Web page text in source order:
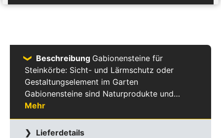
Beschreibung Gabionensteine für
Steinkörbe: Sicht- und Lärmschutz oder
Gestaltungselement im Garten
Gabionensteine sind Naturprodukte und…
Mehr
Lieferdetails